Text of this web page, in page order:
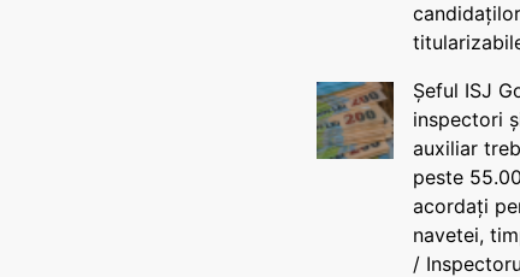
Șeful ISJ
inspectori
auxiliar
peste
acordați
navetei,
/